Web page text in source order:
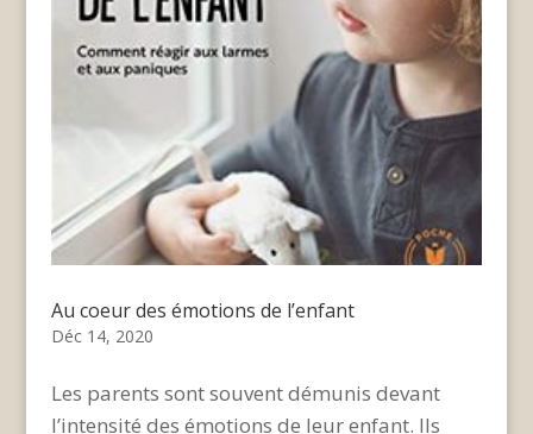
Au coeur des émotions de l’enfant
Déc 14, 2020
Les parents sont souvent démunis devant
l’intensité des émotions de leur enfant. Ils